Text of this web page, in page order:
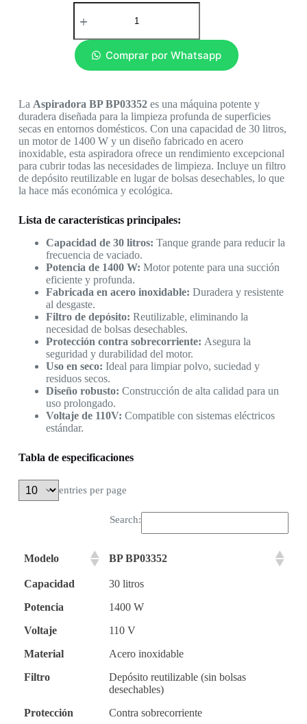
Comprar por Whatsapp
La Aspiradora BP BP03352es una máquina potente y
duradera diseñada para la limpieza profunda de superficies
secas en entornos domésticos. Con una capacidad de 30 litros,
un motor de 1400 W y un diseño fabricado en acero
inoxidable, esta aspiradora ofrece un rendimiento excepcional
para cubrir todas las necesidades de limpieza. Incluye un filtro
de depósito reutilizable en lugar de bolsas desechables, lo que
la hace más económica y ecológica.
Lista de características principales:
Capacidad de 30 litros: Tanque grande para reducir la
frecuencia de vaciado.
Potencia de 1400 W: Motor potente para una succión
eficiente y profunda.
Fabricada en acero inoxidable: Duradera y resistente
al desgaste.
Filtro de depósito: Reutilizable, eliminando la
necesidad de bolsas desechables.
Protección contra sobrecorriente: Asegura la
seguridad y durabilidad del motor.
Uso en seco: Ideal para limpiar polvo, suciedad y
residuos secos.
Diseño robusto: Construcción de alta calidad para un
uso prolongado.
Voltaje de 110V: Compatible con sistemas eléctricos
estándar.
Tabla de especificaciones
entries per page
Search:
Modelo BP BP03352
Capacidad
30 litros
Potencia
1400 W
Voltaje
110 V
Material
Acero inoxidable
Filtro
Depósito reutilizable (sin bolsas
desechables)
Protección
Contra sobrecorriente